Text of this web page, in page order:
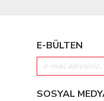
E-BÜLTEN
SOSYAL